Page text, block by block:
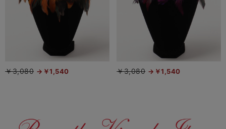
￥3,080 ￥1,540 ￥3,080 ￥1,540